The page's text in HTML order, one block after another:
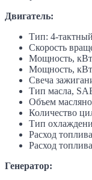
Двигатель:
Тип: 4-
Скорость
Мощность,
Мощность,
Свеча
Тип масла,
Объем
Количество
Тип
Расход
Расход
Генератор: